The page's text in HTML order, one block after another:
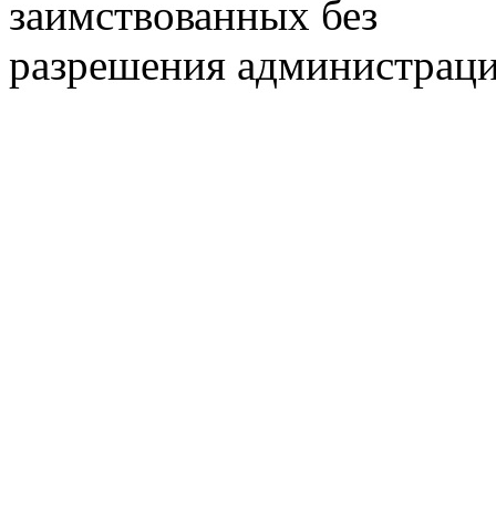
заимствованных без
разрешения